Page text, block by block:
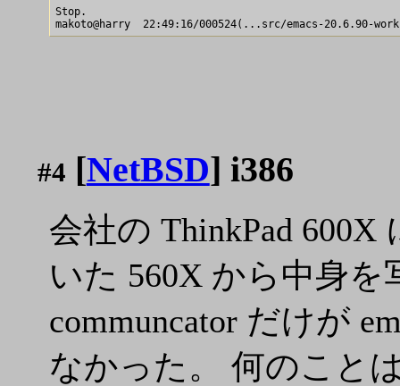
Stop.
#4 [NetBSD] i386
会社の ThinkPad
いた 560X から中身を
communcator だけが
なかった。 何のこと